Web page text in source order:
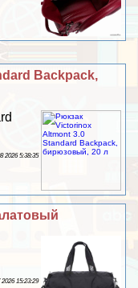
Backpack,
2026 5:38:35
2026 15:23:29